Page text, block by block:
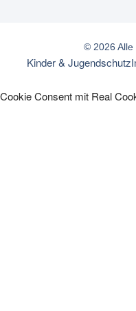
© 2026 Alle
Kinder & Jugendschutz
Cookie Consent mit Real